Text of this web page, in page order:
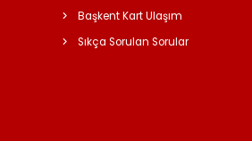
Başkent Kart Ulaşım
Sıkça Sorulan Sorular